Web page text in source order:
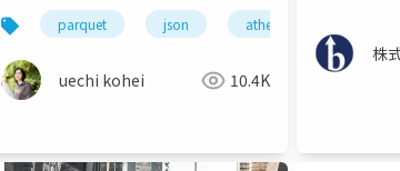
parquet json athena
uechi kohei 10.4K
株